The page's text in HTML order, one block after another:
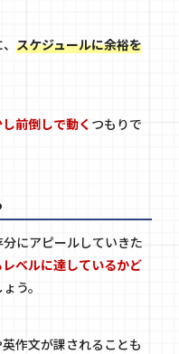
スケジュールに余裕を
前倒しで動く つもりで
にアピールしていきた
ベルに達しているかど
う。
作文が課されることも